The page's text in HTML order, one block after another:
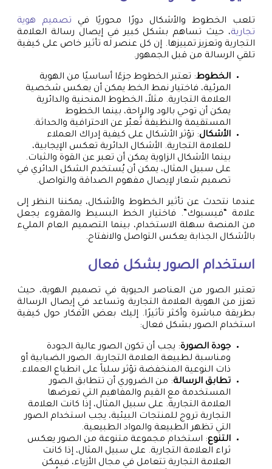
تلعب الخطوط والأشكال دورًا محوريًا في تصميم هوية
تجارية، حيث تساهم بشكل كبير في إيصال رسالة العلامة
التجارية وتعزيز تمييزها. إن كل عنصر له تأثير خاص على كيفية
تلقي الرسالة من قبل الجمهور.
الخطوط: تعتبر الخطوط جزءًا أساسيًا من الهوية
المرئية، فاختيار نمط الخط يمكن أن يعكس شخصية
العلامة التجارية. مثلاً، الخطوط المنحنية والدائرية
يمكن أن توحي بالود والراحة، بينما الخطوط
المستقيمة والنظيفة تُعبّر عن الاحترافية والحداثة.
الأشكال: تؤثر الأشكال على كيفية إدراك العملاء
للعلامة التجارية. الأشكال الدائرية تعكس الإيجابية،
بينما الأشكال الزاوية يمكن أن تعبر عن القوة والثبات.
على سبيل المثال، يمكن أن يُستخدم الشكل الدائري في
تصميم شعار لإيصال مفهوم الصداقة والتواصل.
عندما نتحدث عن تأثير الخطوط والأشكال، يمكننا النظر إلى
علامة “فيسبوك”. فاختيار الخط البسيط والمقروء يجعل
من المنصة سهلة الاستخدام، بينما التصميم العام المليء
بالأشكال الجذابة يعكس التواصل والانفتاح.
استخدام الصور بشكل فعال
تعتبر الصور من العناصر الحيوية في تصميم الهوية، حيث
تعزز من الهوية العلامة التجارية وتساعد في إيصال الرسالة
بطريقة مباشرة وأكثر تأثيرًا. إليك بعض الأفكار حول كيفية
استخدام الصور بشكل فعال:
جودة الصورة: يجب أن تكون الصور عالية الجودة
ومناسبة لطبيعة العلامة التجارية. الصور الضبابية أو
ذات النوعية المنخفضة تؤثر سلباً على انطباع العملاء.
تطابق الرسالة: من الضروري أن تتطابق الصور
المستخدمة مع القيم والمفاهيم التي تعرضها
العلامة التجارية. على سبيل المثال، إذا كانت العلامة
التجارية تروج للمنتجات البيئية، يجب استخدام الصور
التي تظهر الطبيعة والمواد الطبيعية.
التنوع: استخدام مجموعة متنوعة من الصور يعكس
ثراء العلامة التجارية. على سبيل المثال، إذا كانت
العلامة التجارية تتعامل في مجال الأزياء، فيمكن